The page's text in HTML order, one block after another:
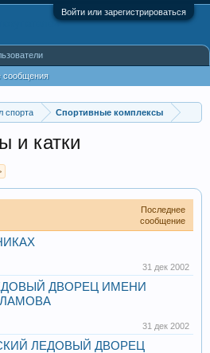
Войти или зарегистрироваться
спорта Спортивные комплексы
и катки
Последнее
сообщение
31 дек 2002
ДВОРЕЦ ИМЕНИ
31 дек 2002
ЛЕДОВЫЙ ДВОРЕЦ
сообщения